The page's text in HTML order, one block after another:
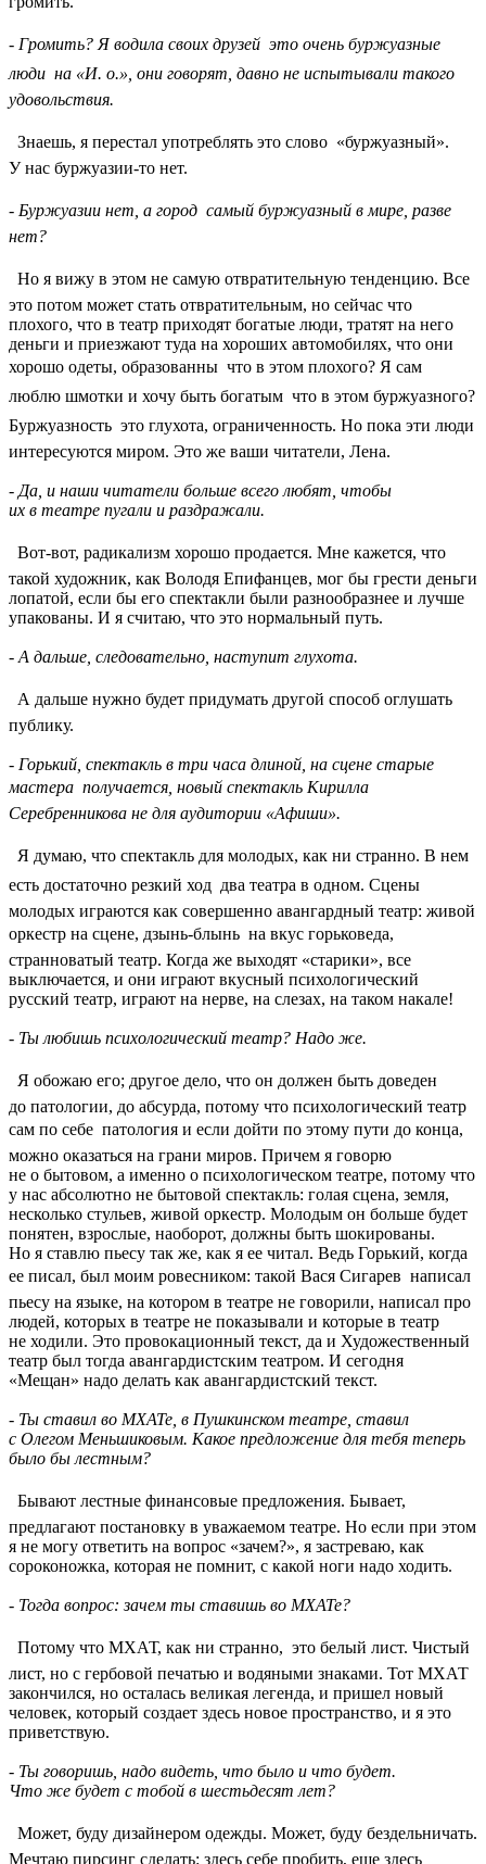
- Громить? Я водила своих друзей  это очень буржуазные
люди  на «И. о.», они говорят, давно не испытывали такого
удовольствия.
 Знаешь, я перестал употреблять это слово  «буржуазный».
У нас буржуазии-то нет.
- Буржуазии нет, а город  самый буржуазный в мире, разве
нет?
 Но я вижу в этом не самую отвратительную тенденцию. Все
это потом может стать отвратительным, но сейчас что
плохого, что в театр приходят богатые люди, тратят на него
деньги и приезжают туда на хороших автомобилях, что они
хорошо одеты, образованны  что в этом плохого? Я сам
люблю шмотки и хочу быть богатым  что в этом буржуазного?
Буржуазность  это глухота, ограниченность. Но пока эти люди
интересуются миром. Это же ваши читатели, Лена.
- Да, и наши читатели больше всего любят, чтобы
их в театре пугали и раздражали.
 Вот-вот, радикализм хорошо продается. Мне кажется, что
такой художник, как Володя Епифанцев, мог бы грести деньги
лопатой, если бы его спектакли были разнообразнее и лучше
упакованы. И я считаю, что это нормальный путь.
- А дальше, следовательно, наступит глухота.
 А дальше нужно будет придумать другой способ оглушать
публику.
- Горький, спектакль в три часа длиной, на сцене старые
мастера  получается, новый спектакль Кирилла
Серебренникова не для аудитории «Афиши».
 Я думаю, что спектакль для молодых, как ни странно. В нем
есть достаточно резкий ход  два театра в одном. Сцены
молодых играются как совершенно авангардный театр: живой
оркестр на сцене, дзынь-блынь  на вкус горьковеда,
странноватый театр. Когда же выходят «старики», все
выключается, и они играют вкусный психологический
русский театр, играют на нерве, на слезах, на таком накале!
- Ты любишь психологический театр? Надо же.
 Я обожаю его; другое дело, что он должен быть доведен
до патологии, до абсурда, потому что психологический театр
сам по себе  патология и если дойти по этому пути до конца,
можно оказаться на грани миров. Причем я говорю
не о бытовом, а именно о психологическом театре, потому что
у нас абсолютно не бытовой спектакль: голая сцена, земля,
несколько стульев, живой оркестр. Молодым он больше будет
понятен, взрослые, наоборот, должны быть шокированы.
Но я ставлю пьесу так же, как я ее читал. Ведь Горький, когда
ее писал, был моим ровесником: такой Вася Сигарев  написал
пьесу на языке, на котором в театре не говорили, написал про
людей, которых в театре не показывали и которые в театр
не ходили. Это провокационный текст, да и Художественный
театр был тогда авангардистским театром. И сегодня
«Мещан» надо делать как авангардистский текст.
- Ты ставил во МХАТе, в Пушкинском театре, ставил
с Олегом Меньшиковым. Какое предложение для тебя теперь
было бы лестным?
 Бывают лестные финансовые предложения. Бывает,
предлагают постановку в уважаемом театре. Но если при этом
я не могу ответить на вопрос «зачем?», я застреваю, как
сороконожка, которая не помнит, с какой ноги надо ходить.
- Тогда вопрос: зачем ты ставишь во МХАТе?
 Потому что МХАТ, как ни странно,  это белый лист. Чистый
лист, но с гербовой печатью и водяными знаками. Тот МХАТ
закончился, но осталась великая легенда, и пришел новый
человек, который создает здесь новое пространство, и я это
приветствую.
- Ты говоришь, надо видеть, что было и что будет.
Что же будет с тобой в шестьдесят лет?
 Может, буду дизайнером одежды. Может, буду бездельничать.
Мечтаю пирсинг сделать: здесь себе пробить, еще здесь